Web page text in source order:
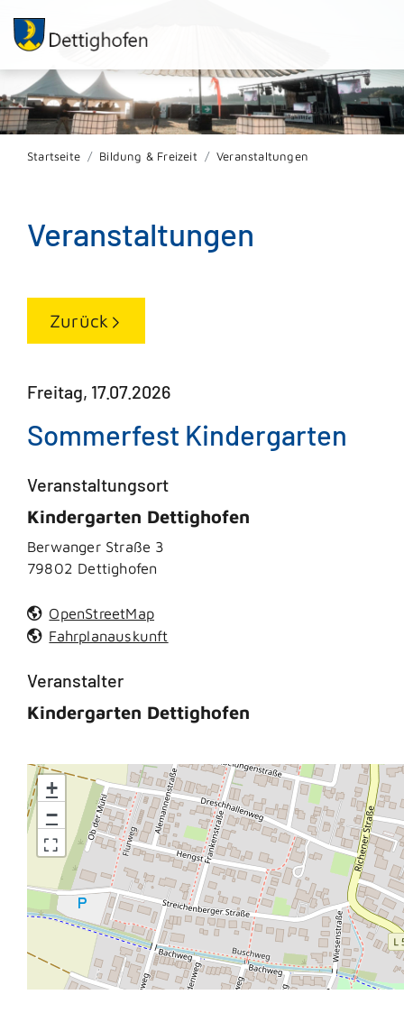
Startseite Bildung & Freizeit Veranstaltungen
Veranstaltungen
Zurück
Freitag, 17.07.2026
Sommerfest Kindergarten
+
−
Veranstaltungsort
Kindergarten Dettighofen
Berwanger Straße 3
79802 Dettighofen
OpenStreetMap
Fahrplanauskunft
Veranstalter
Kindergarten Dettighofen